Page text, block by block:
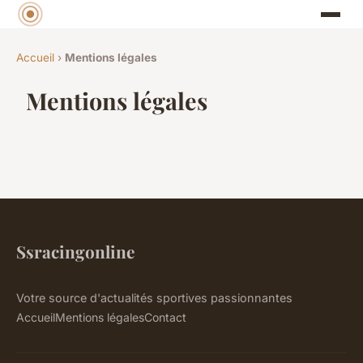
Accueil › Mentions légales
Mentions légales
Ssracingonline
Votre source d'actualités sportives passionnantes
AccueilMentions légalesContact